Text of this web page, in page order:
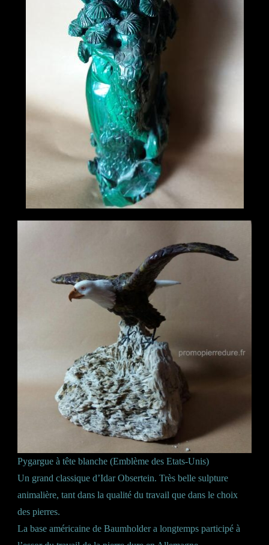
Pygargue à tête blanche (Emblème des Etats-Unis)
Un grand classique d’Idar Obsertein. Très belle sulpture
animalière, tant dans la qualité du travail que dans le choix
des pierres.
La base américaine de Baumholder a longtemps participé à